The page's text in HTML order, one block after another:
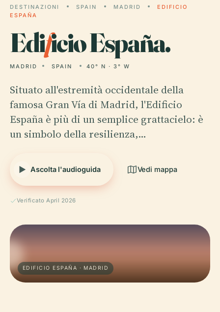
DESTINAZIONI SPAIN MADRID
EDIFICIO
ESPAÑA
Edificio España.
MADRID SPAIN 40° N · 3° W
Situato all'estremità occidentale della
famosa Gran Vía di Madrid, l'Edificio
España è più di un semplice grattacielo: è
un simbolo della resilienza,…
Ascolta l'audioguida Vedi mappa
Verificato April 2026
EDIFICIO ESPAÑA · MADRID